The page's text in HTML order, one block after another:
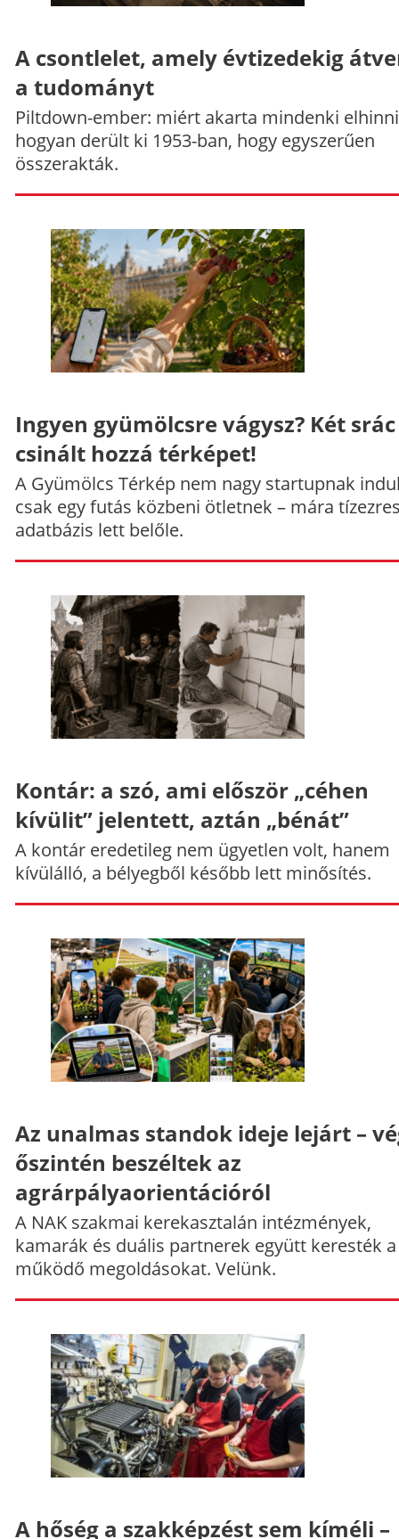
A csontlelet, amely évtizedekig
a tudományt
Piltdown-ember: miért akarta mindenki
hogyan derült ki 1953-ban, hogy egyszerűen
összerakták.
Ingyen gyümölcsre vágysz? Két srác
csinált hozzá térképet!
A Gyümölcs Térkép nem nagy startupnak
csak egy futás közbeni ötletnek – mára
adatbázis lett belőle.
Kontár: a szó, ami először „céhen
kívülit” jelentett, aztán „bénát”
A kontár eredetileg nem ügyetlen volt, hanem
kívülálló, a bélyegből később lett minősítés.
Az unalmas standok ideje lejárt –
őszintén beszéltek az
agrárpályaorientációról
A NAK szakmai kerekasztalán intézmények,
kamarák és duális partnerek együtt keresték a
működő megoldásokat. Velünk.
A hőség a szakképzést sem kíméli –